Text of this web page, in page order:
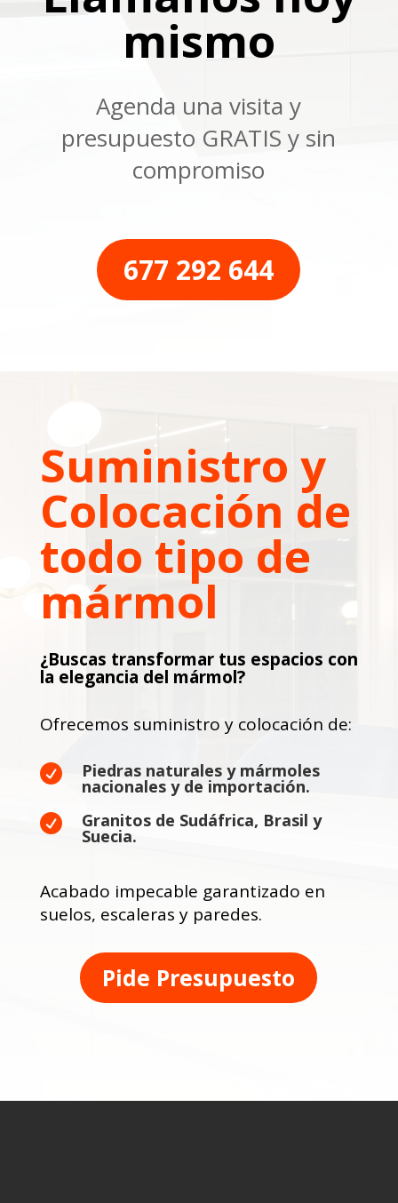
mismo
Agenda una visita y
presupuesto GRATIS y sin
compromiso
677 292 644
Suministro y
Colocación de
todo tipo de
mármol
¿Buscas transformar tus espacios con
la elegancia del mármol?
Ofrecemos suministro y colocación de:
 Piedras naturales y mármoles
nacionales y de importación.
 Granitos de Sudáfrica, Brasil y
Suecia.
Acabado impecable garantizado en
suelos, escaleras y paredes.
Pide Presupuesto